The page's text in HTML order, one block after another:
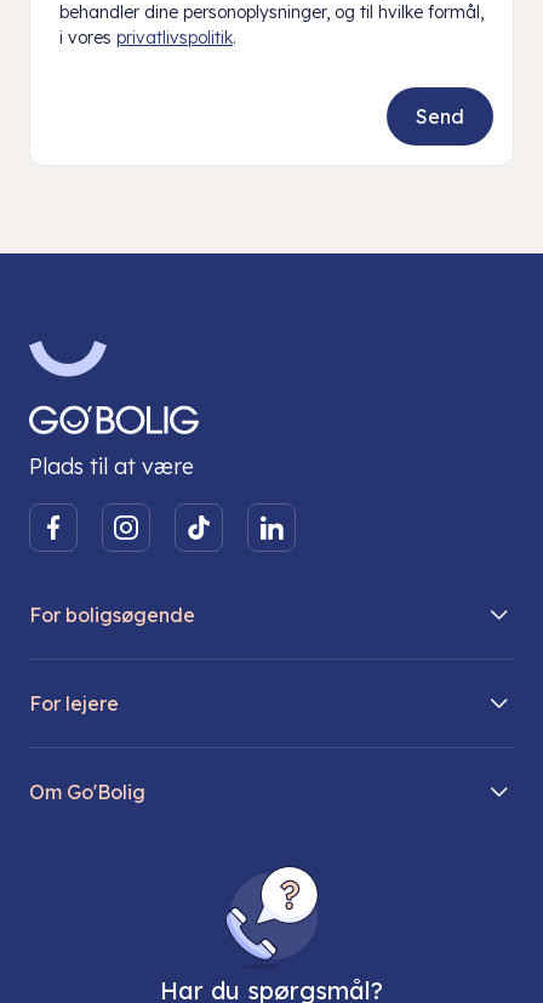
behandler dine personoplysninger, og til hvilke formål,
i vores privatlivspolitik.
Plads til at være
For boligsøgende
For lejere
Om Go'Bolig
Har du spørgsmål?